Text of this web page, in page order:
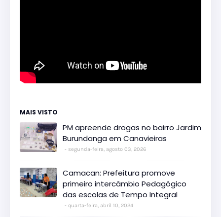
MAIS VISTO
PM apreende drogas no bairro Jardim
Burundanga em Canavieiras
segunda-feira, agosto 03, 2026
Camacan: Prefeitura promove
primeiro intercâmbio Pedagógico
das escolas de Tempo Integral
quarta-feira, abril 10, 2024